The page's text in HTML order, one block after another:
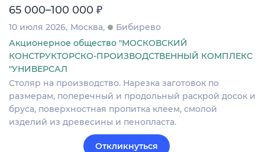
65 000–100 000 ₽
10 июля 2026 Москва
Бибирево
Акционерное общество "МОСКОВСКИЙ
КОНСТРУКТОРСКО-ПРОИЗВОДСТВЕННЫЙ КОМПЛЕКС
"УНИВЕРСАЛ
Столяр на производство. Нарезка заготовок по
размерам, поперечный и продольный раскрой досок и
бруса, поверхностная пропитка клеем, смолой
изделий из древесины и пенопласта.
Откликнуться